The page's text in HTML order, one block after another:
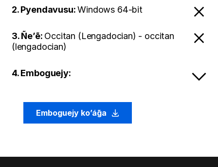
2. Pyendavusu:Windows 64-bit
3. Ñe’ẽ: Occitan (Lengadocian) - occitan
(lengadocian)
4. Emboguejy:
Emboguejy ko’ág̃a